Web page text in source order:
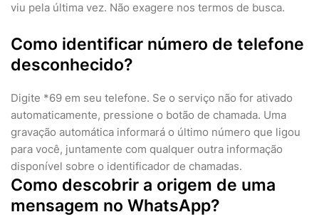
viu pela última vez. Não exagere nos termos de busca.
Como identificar número de telefone
desconhecido?
Digite *69 em seu telefone. Se o serviço não for ativado
automaticamente, pressione o botão de chamada. Uma
gravação automática informará o último número que ligou
para você, juntamente com qualquer outra informação
disponível sobre o identificador de chamadas.
Como descobrir a origem de uma
mensagem no WhatsApp?